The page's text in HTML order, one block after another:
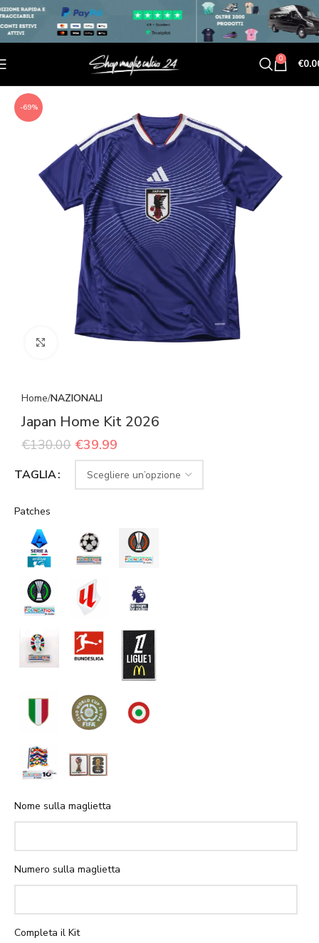
0 €
-69%
Click to enlarge
Home NAZIONALI
Japan Home Kit 2026
€130.00 €39.99
TAGLIA
Patches
Nome sulla maglietta
Numero sulla maglietta
Completa il Kit